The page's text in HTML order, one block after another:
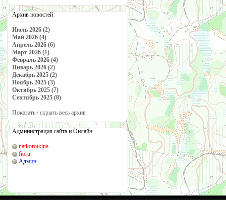
Архив новостей
Июль 2026 (2)
Май 2026 (4)
Апрель 2026 (6)
Март 2026 (1)
Февраль 2026 (4)
Январь 2026 (2)
Декабрь 2025 (2)
Ноябрь 2025 (3)
Октябрь 2025 (7)
Сентябрь 2025 (8)
Показать / скрыть весь архив
Администрация сайта и Онлайн
natkorotkina
fioru
Админ